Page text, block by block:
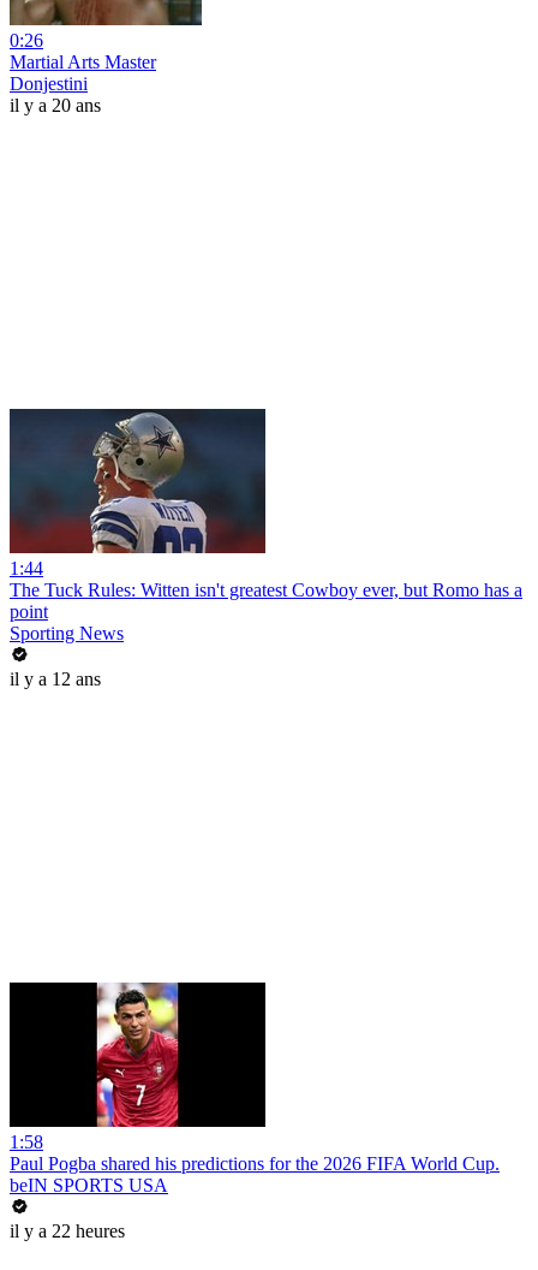
0:26
Martial Arts Master
Donjestini
il y a 20 ans
1:44
The Tuck Rules: Witten isn't greatest Cowboy ever, but Romo has a
point
Sporting News
il y a 12 ans
1:58
Paul Pogba shared his predictions for the 2026 FIFA World Cup.
beIN SPORTS USA
il y a 22 heures